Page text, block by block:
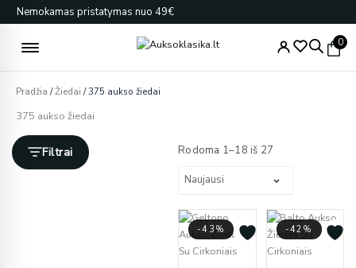
Pereiti
prie
turinio
Nemokamas pristatymas nuo 49€
0
Pradžia /Žiedai / 375 aukso žiedai
375 aukso žiedai
Filtrai Rodoma 1–18 iš 27
-43% -42%